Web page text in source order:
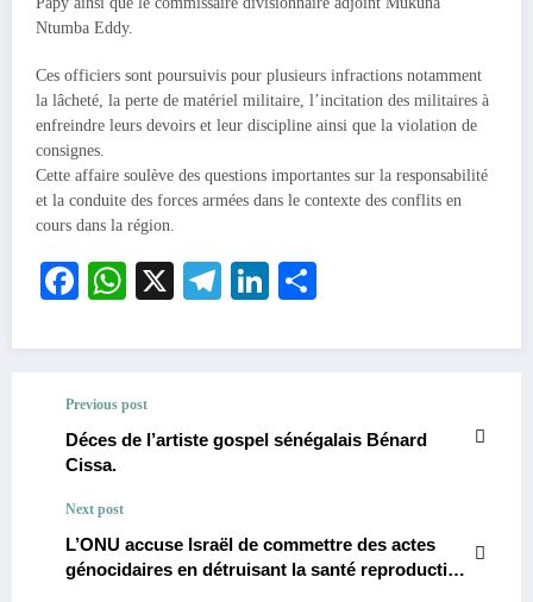
Ntumba Eddy.
Ces officiers sont poursuivis pour plusieurs infractions notamment
la lâcheté, la perte de matériel militaire, l’incitation des militaires à
enfreindre leurs devoirs et leur discipline ainsi que la violation de
consignes.
Cette affaire soulève des questions importantes sur la responsabilité
et la conduite des forces armées dans le contexte des conflits en
cours dans la région.
Facebook
WhatsApp
X Telegram
LinkedIn
Previous post
Déces de l’artiste gospel sénégalais Bénard
Cissa.
Next post
L’ONU accuse Israël de commettre des actes
génocidaires en détruisant la santé reproductive